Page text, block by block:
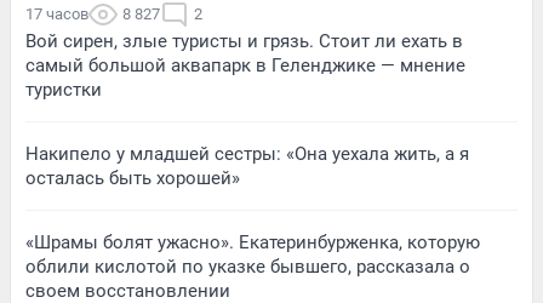
17 часов 8 827 2
Вой сирен, злые туристы и грязь. Стоит ли ехать в
самый большой аквапарк в Геленджике — мнение
туристки
Накипело у младшей сестры: «Она уехала жить, а я
осталась быть хорошей»
«Шрамы болят ужасно». Екатеринбурженка, которую
облили кислотой по указке бывшего, рассказала о
своем восстановлении